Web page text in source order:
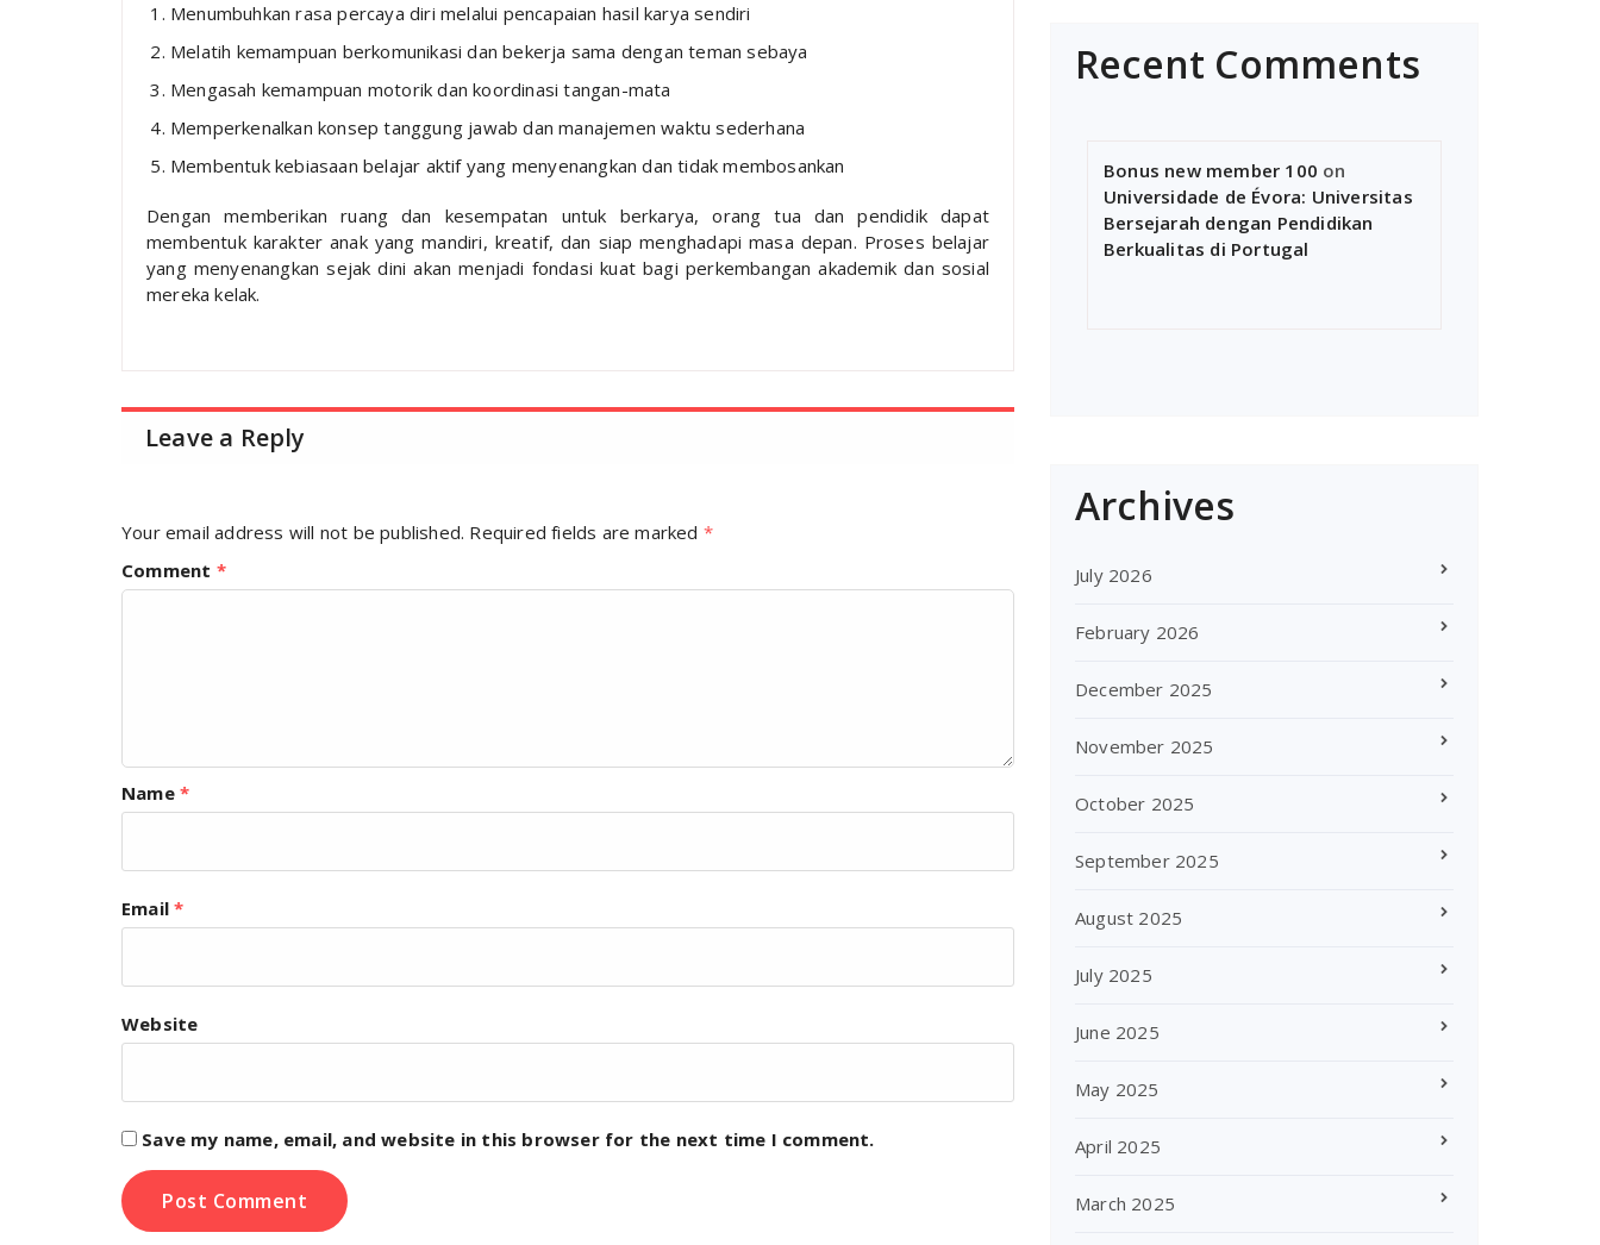
Menumbuhkan rasa percaya diri melalui pencapaian hasil karya sendiri
Melatih kemampuan berkomunikasi dan bekerja sama dengan teman sebaya
Mengasah kemampuan motorik dan koordinasi tangan-mata
Memperkenalkan konsep tanggung jawab dan manajemen waktu sederhana
Membentuk kebiasaan belajar aktif yang menyenangkan dan tidak membosankan
Dengan memberikan ruang dan kesempatan untuk berkarya, orang tua dan pendidik dapat
membentuk karakter anak yang mandiri, kreatif, dan siap menghadapi masa depan. Proses belajar
yang menyenangkan sejak dini akan menjadi fondasi kuat bagi perkembangan akademik dan sosial
mereka kelak.
Leave a Reply
Your email address will not be published. Required fields are marked *
Comment *
Name *
Email*
Website
Save my name, email, and website in this browser for the next time I comment.
Recent Comments
Bonus new member 100 on
Universidade de Évora: Universitas
Bersejarah dengan Pendidikan
Berkualitas di Portugal
Archives
July 2026
February 2026
December 2025
November 2025
October 2025
September 2025
August 2025
July 2025
June 2025
May 2025
April 2025
March 2025